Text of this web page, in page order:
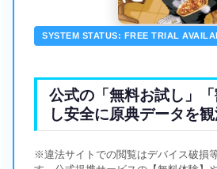
SYSTEM STATUS: FREE TRIAL
公式の「無料お試し」
し安全に原典データを
※違法サイトでの閲覧はデバイス破損